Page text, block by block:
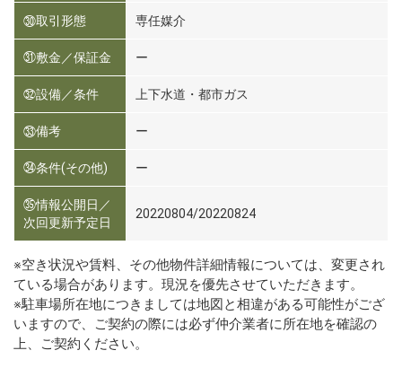
㉚取引形態 専任媒介
㉛敷金／保証金 ー
㉜設備／条件 上下水道・都市ガス
㉝備考 ー
㉞条件(その他) ー
㉟情報公開日／
次回更新予定日
20220804/20220824
※空き状況や賃料、その他物件詳細情報については、変更され
ている場合があります。現況を優先させていただきます。
※駐車場所在地につきましては地図と相違がある可能性がござ
いますので、ご契約の際には必ず仲介業者に所在地を確認の
上、ご契約ください。